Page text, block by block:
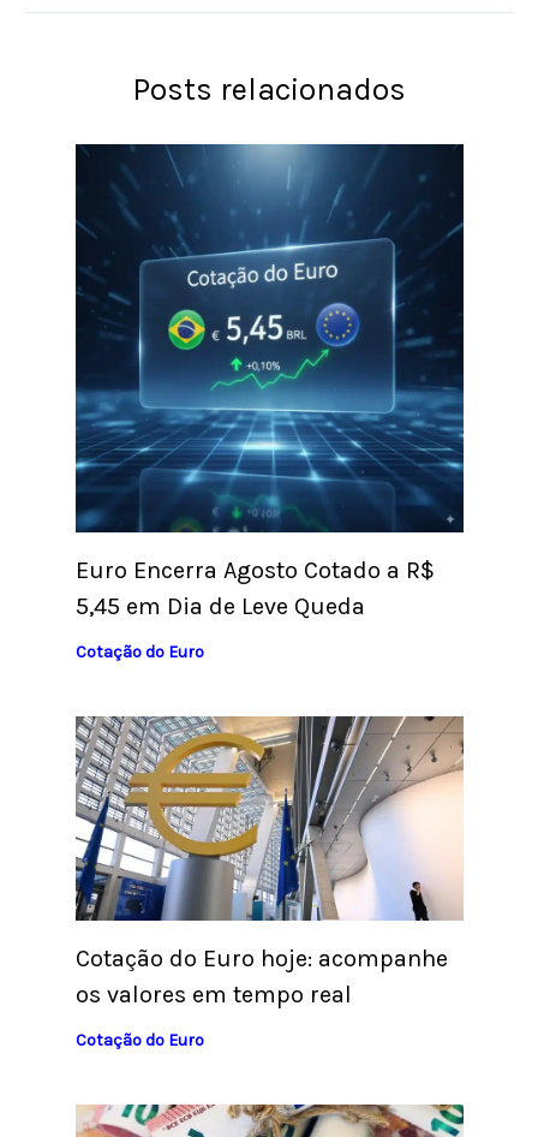
Posts relacionados
Euro Encerra Agosto Cotado a R$
5,45 em Dia de Leve Queda
Cotação do Euro
Cotação do Euro hoje: acompanhe
os valores em tempo real
Cotação do Euro